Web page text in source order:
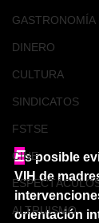
GASTRONOMÍA
DINERO
CULTURA
SINDICATOS
FSTSE
CINE
ALTRUISMO
Es posible
VIH de
orientación